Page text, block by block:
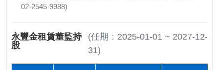
02-2545-9988)
永豐金租賃董監持
股
(任期：2025-01-01 ~ 2027-12-
31)